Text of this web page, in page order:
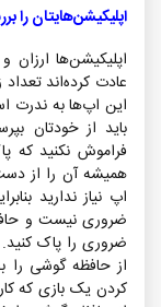
اپلیکیشن‌هایتان را
اپلیکیشن‌ها
عادت کرده‌اند
این اپ‌ها به ندرت
باید از خودتان
فراموش نکنید که
همیشه آن را از
اپ نیاز ندارید
ضروری نیست و
ضروری را پاک
از حافظه گوشی
کردن یک بازی که